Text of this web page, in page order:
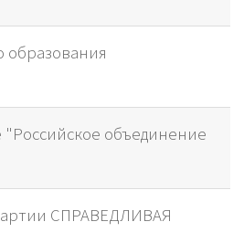
образования
объединение
СПРАВЕДЛИВАЯ